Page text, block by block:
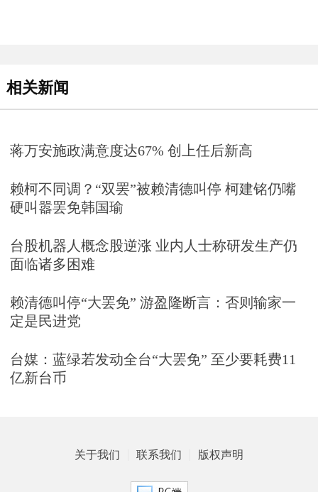
相关新闻
蒋万安施政满意度达67% 创上任后新高
赖柯不同调？“双罢”被赖清德叫停 柯建铭仍嘴
硬叫嚣罢免韩国瑜
台股机器人概念股逆涨 业内人士称研发生产仍
面临诸多困难
赖清德叫停“大罢免” 游盈隆断言：否则输家一
定是民进党
台媒：蓝绿若发动全台“大罢免” 至少要耗费11
亿新台币
关于我们 联系我们 版权声明